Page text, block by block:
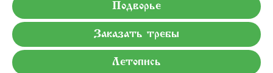
Подворье
Заказать требы
Летопись